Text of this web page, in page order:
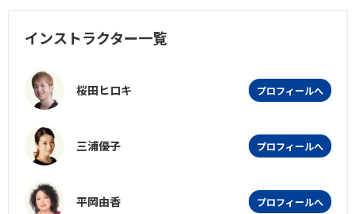
インストラクター一覧
桜田ヒロキ プロフィールへ
三浦優子 プロフィールへ
平岡由香 プロフィールへ